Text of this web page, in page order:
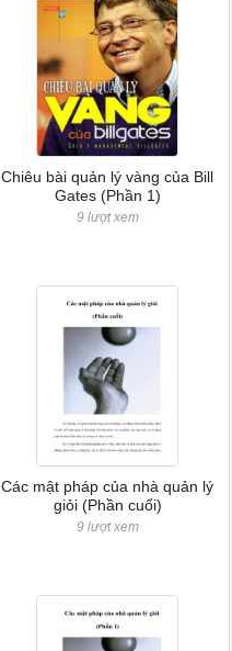
Chiêu bài quản lý vàng của Bill
Gates (Phần 1)
9 lượt xem
Các mật pháp của nhà quản lý
giỏi (Phần cuối)
9 lượt xem